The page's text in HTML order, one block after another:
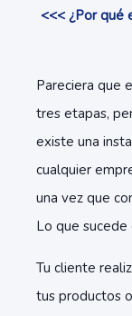
<<< ¿Por qué
Pareciera que
tres etapas,
existe una
cualquier
una vez que
Lo que
Tu cliente
tus productos